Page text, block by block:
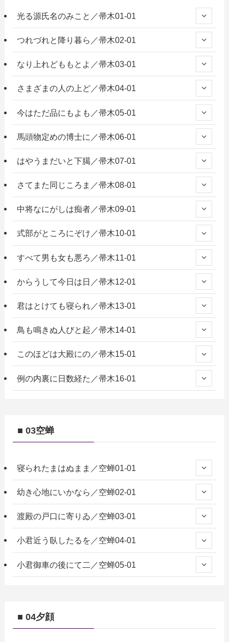
光る源氏名のみこと／帚木01-01
つれづれと降り暮ら／帚木02-01
なり上れどももとよ／帚木03-01
さまざまの人の上ど／帚木04-01
今はただ品にもよも／帚木05-01
馬頭物定めの博士に／帚木06-01
はやうまだいと下臈／帚木07-01
さてまた同じころま／帚木08-01
中将なにがしは痴者／帚木09-01
式部がところにぞけ／帚木10-01
すべて男も女も悪ろ／帚木11-01
からうして今日は日／帚木12-01
君はとけても寝られ／帚木13-01
鳥も鳴きぬ人びと起／帚木14-01
このほどは大殿にの／帚木15-01
例の内裏に日数経た／帚木16-01
■ 03空蝉
寝られたまはぬまま／空蝉01-01
幼き心地にいかなら／空蝉02-01
渡殿の戸口に寄りゐ／空蝉03-01
小君近う臥したるを／空蝉04-01
小君御車の後にて二／空蝉05-01
■ 04夕顔